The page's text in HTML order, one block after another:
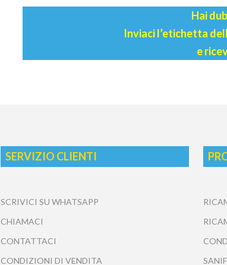
Hai
Inviaci l’etichetta
e
SERVIZIO CLIENTI
SCRIVICI SU WHATSAPP
CHIAMACI
CONTATTACI
CONDIZIONI DI VENDITA